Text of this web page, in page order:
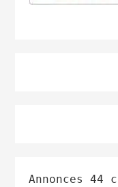
Annonces 44